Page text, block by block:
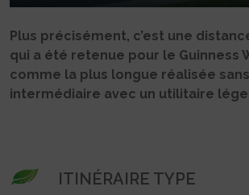
Plus précisément, c’est une
qui a été retenue pour le Guinness
comme la plus longue réalisée
intermédiaire avec un utilitaire
ITINÉRAIRE TYPE